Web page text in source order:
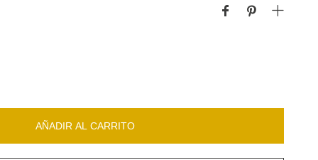
AÑADIR AL CARRITO